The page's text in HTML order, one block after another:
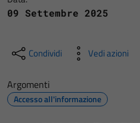
09 Settembre 2025
Condividi Vedi azioni
Argomenti
Accesso all'informazione